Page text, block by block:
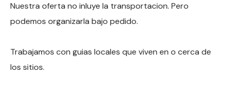
Nuestra oferta no inluye la transportacion. Pero
podemos organizarla bajo pedido.
Trabajamos con guias locales que viven en o cerca de
los sitios.